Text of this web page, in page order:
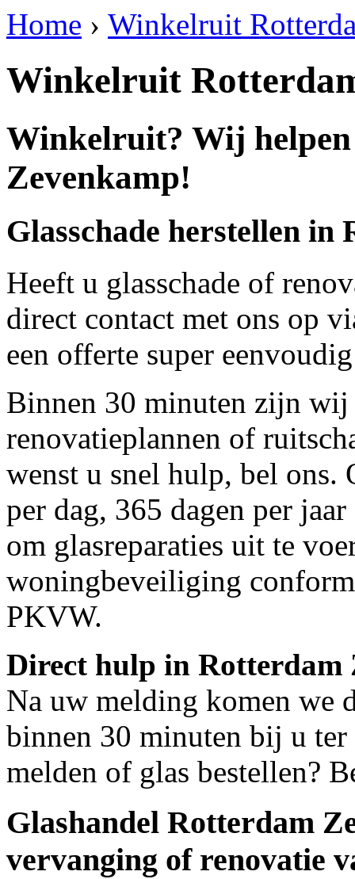
Home › Winkelruit
Winkelruit
Winkelruit? Wij
Zevenkamp!
Glasschade herstellen in
Heeft u glasschade of
direct contact met ons op
een offerte super
Binnen 30 minuten zijn wij
renovatieplannen of
wenst u snel hulp, bel ons.
per dag, 365 dagen per
om glasreparaties uit te
woningbeveiliging
PKVW.
Direct hulp in Rotterdam
Na uw melding komen we
binnen 30 minuten bij u ter
melden of glas bestellen?
Glashandel Rotterdam
vervanging of renovatie